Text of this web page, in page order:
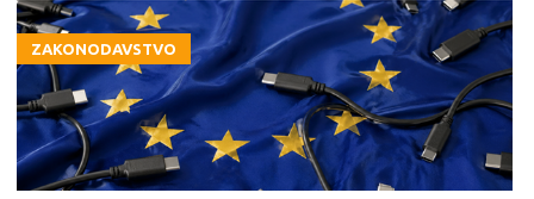
ZAKONODAVSTVO